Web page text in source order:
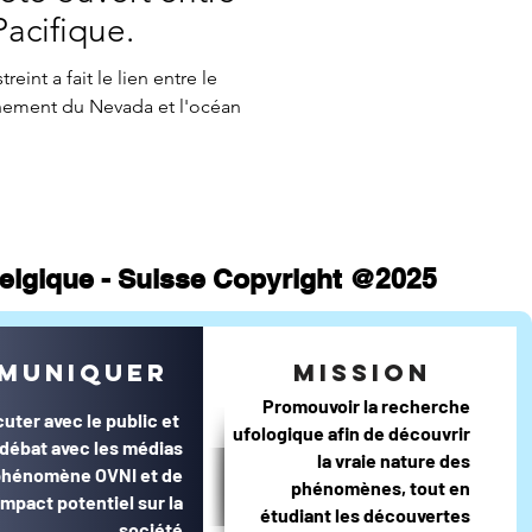
mensuels
a fait le lien entre le
du Nevada et l'océan
- Suisse Copyright @2025
avec le public et
avec les médias
OVNI et de
potentiel sur la
mission
Promouvoir la recherche
ufologique afin de découvrir
la vraie nature des
phénomènes, tout en
étudiant les découvertes